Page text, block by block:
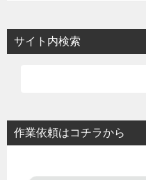
サイト内検索
作業依頼はコチラから